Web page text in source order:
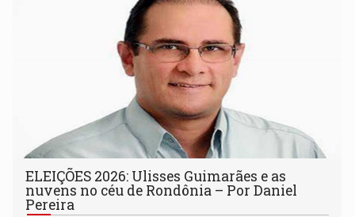
ELEIÇÕES 2026: Ulisses Guimarães e as
nuvens no céu de Rondônia – Por Daniel
Pereira